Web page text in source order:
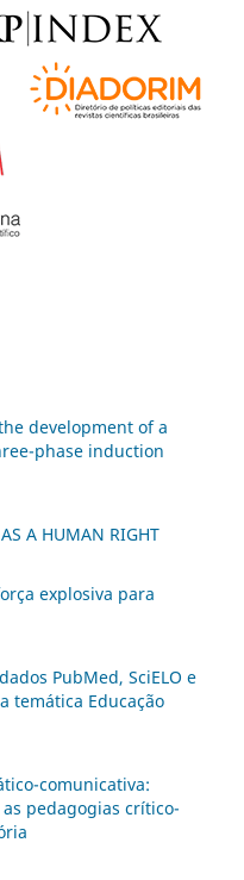
development of a
phase induction
A HUMAN RIGHT
explosiva para
PubMed, SciELO e
temática Educação
comunicativa:
pedagogias crítico-